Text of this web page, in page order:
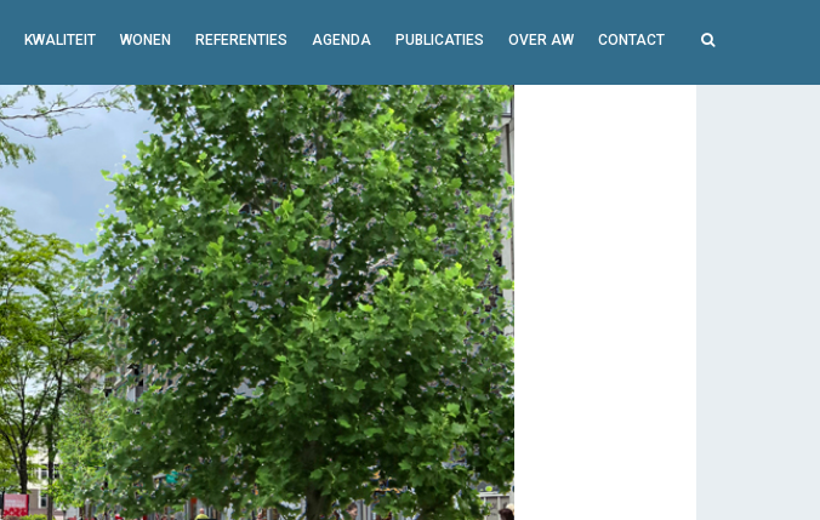
KWALITEIT WONEN REFERENTIES AGENDA PUBLICATIES OVER AW CONTACT